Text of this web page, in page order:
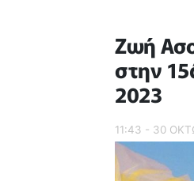
Ζωή
στην
2023
11:43 - 30